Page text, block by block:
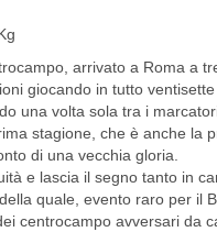
arrivato a Roma a
giocando in tutto
una volta sola tra i
stagione, che è anche la
di una vecchia gloria.
e lascia il segno tanto in
quale, evento raro per il
centrocampo avversari da